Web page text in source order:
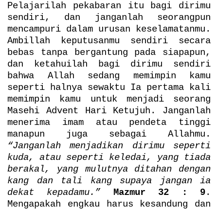
Pelajarilah pekabaran itu bagi dirimu
sendiri, dan janganlah seorangpun
mencampuri dalam urusan keselamatanmu.
Ambillah keputusanmu sendiri secara
bebas tanpa bergantung pada siapapun,
dan ketahuilah bagi dirimu sendiri
bahwa Allah sedang memimpin kamu
seperti halnya sewaktu Ia pertama kali
memimpin kamu untuk menjadi seorang
Masehi Advent Hari Ketujuh. Janganlah
menerima imam atau pendeta tinggi
manapun juga sebagai Allahmu.
“Janganlah menjadikan dirimu seperti
kuda, atau seperti keledai, yang tiada
berakal, yang mulutnya ditahan dengan
kang dan tali kang supaya jangan ia
dekat kepadamu.”
Mazmur 32 : 9.
Mengapakah engkau harus kesandung dan